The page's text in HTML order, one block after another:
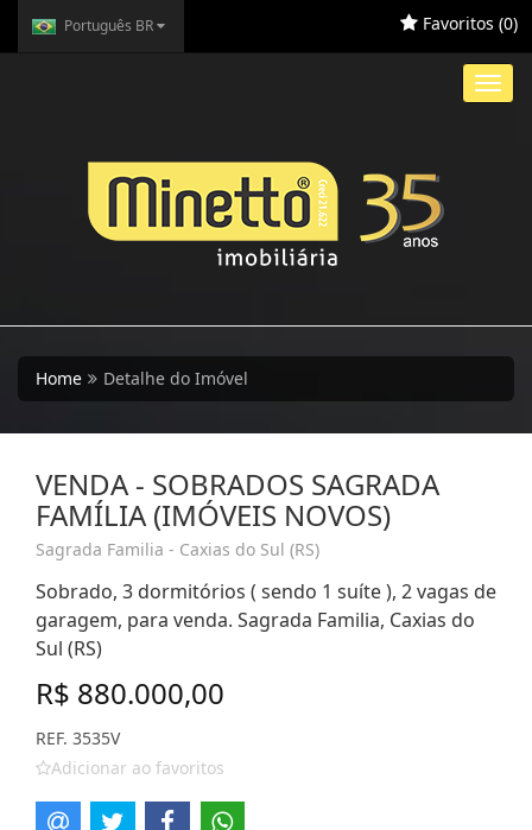
Português BR Favoritos (0)
Home Detalhe do Imóvel
VENDA - SOBRADOS SAGRADA
FAMÍLIA (IMÓVEIS NOVOS)
Sagrada Familia - Caxias do Sul (RS)
Sobrado, 3 dormitórios ( sendo 1 suíte ), 2 vagas de
garagem, para venda. Sagrada Familia, Caxias do
Sul (RS)
R$ 880.000,00
REF. 3535V
Adicionar ao favoritos